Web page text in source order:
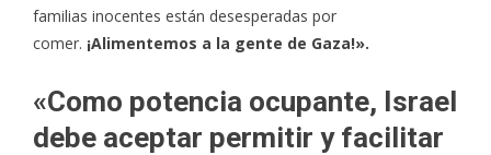
familias inocentes están desesperadas por
comer. ¡Alimentemos a la gente de Gaza!».
«Como potencia ocupante, Israel
debe aceptar permitir y facilitar